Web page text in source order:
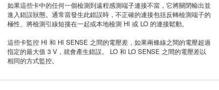
如果這些卡中的任何一個檢測到遠程感測端子連接不當，它將關閉輸出並
進入錯誤狀態。通常當發生此錯誤時，不正確的連接包括反轉檢測端子的
極性、將檢測引線短接在一起或本地檢測 HI 或 LO 的連接鬆動。
這些卡監控 HI 和 HI SENSE 之間的電壓差，如果兩條線之間的電壓超過
指定的最大值 3 V，就會產生錯誤。 LO 和 LO SENSE 之間的電壓差以
相同的方式監控。